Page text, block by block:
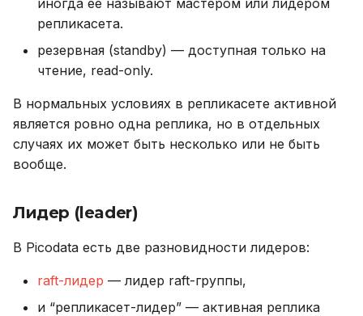
иногда ее называют мастером или лидером
репликасета.
резервная (standby) — доступная только на
чтение, read-only.
В нормальных условиях в репликасете активной
является ровно одна реплика, но в отдельных
случаях их может быть несколько или не быть
вообще.
Лидер (leader)
В Picodata есть две разновидности лидеров:
raft-лидер — лидер raft-группы,
и “репликасет-лидер” — активная реплика